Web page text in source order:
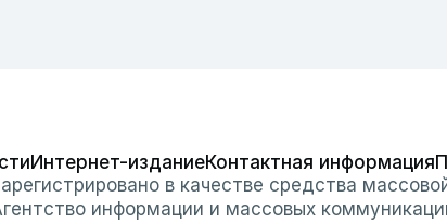
Интернет-изданиеКонтактная информация
в качестве средства
информации и массовых